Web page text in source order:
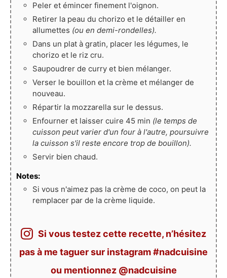
Peler et émincer finement l'oignon.
Retirer la peau du chorizo et le détailler en
allumettes (ou en demi-rondelles).
Dans un plat à gratin, placer les légumes, le
chorizo et le riz cru.
Saupoudrer de curry et bien mélanger.
Verser le bouillon et la crème et mélanger de
nouveau.
Répartir la mozzarella sur le dessus.
Enfourner et laisser cuire 45 min (le temps de
cuisson peut varier d'un four à l'autre, poursuivre
la cuisson s'il reste encore trop de bouillon).
Servir bien chaud.
Notes:
Si vous n'aimez pas la crème de coco, on peut la
remplacer par de la crème liquide.
Si vous testez cette recette, n’hésitez
pas à me taguer sur instagram #nadcuisine
ou mentionnez @nadcuisine